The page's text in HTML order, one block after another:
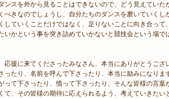
ンスを外から見ることはできないので、どう見えていた
べきなのでしょうし、自分たちのダンスを磨いていくし
していくことだけではなく、足りないことに向き合って
いかという事を突き詰めていかないと競技会という場で
応援に来てくださったみなさん、本当にありがとうござ
ったり、名前を呼んで下さったり、本当に励みになりま
って下さったり、憤って下さったり、そんな皆様の言葉
て、その皆様の期待に応えられるよう、考えていきたい